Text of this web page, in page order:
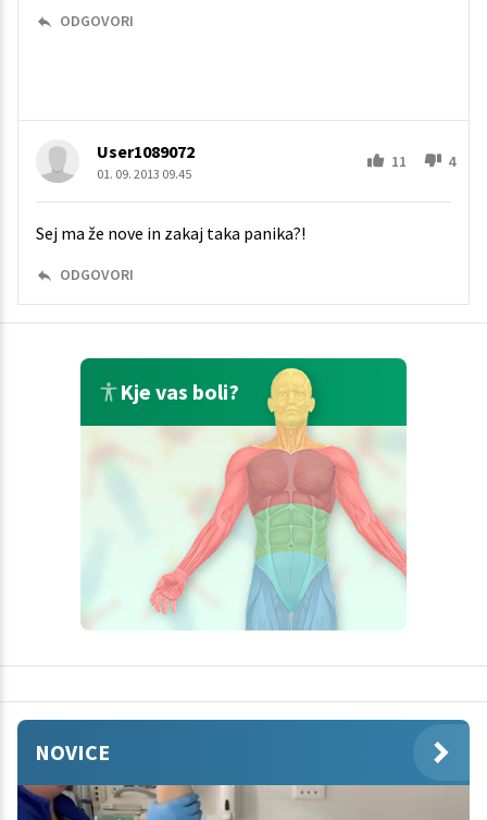
ODGOVORI
User1089072
01. 09. 2013 09.45
11 4
Sej ma že nove in zakaj taka panika?!
ODGOVORI
Kje vas boli?
NOVICE